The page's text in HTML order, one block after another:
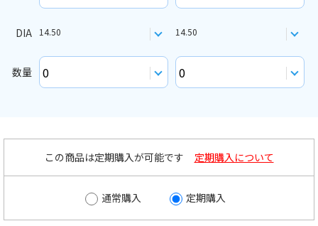
DIA 14.50 14.50
数量
この商品は定期購入が可能です 定期購入について
通常購入 定期購入